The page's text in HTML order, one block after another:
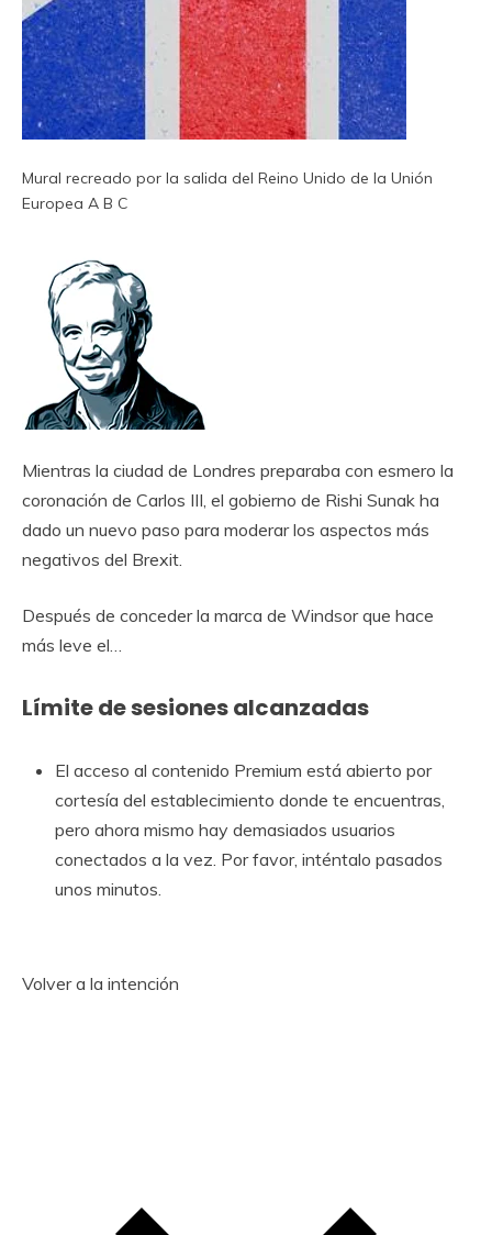
Mural recreado por la salida del Reino Unido de la Unión
Europea A B C
Mientras la ciudad de Londres preparaba con esmero la
coronación de Carlos III, el gobierno de Rishi Sunak ha
dado un nuevo paso para moderar los aspectos más
negativos del Brexit.
Después de conceder la marca de Windsor que hace
más leve el…
Límite de sesiones alcanzadas
El acceso al contenido Premium está abierto por
cortesía del establecimiento donde te encuentras,
pero ahora mismo hay demasiados usuarios
conectados a la vez. Por favor, inténtalo pasados ​​
unos minutos.
Volver a la intención